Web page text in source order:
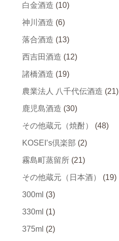
白金酒造 (10)
神川酒造 (6)
落合酒造 (13)
西吉田酒造 (12)
諸橋酒造 (19)
農業法人 八千代伝酒造 (21)
鹿児島酒造 (30)
その他蔵元（焼酎） (48)
KOSEI’s倶楽部 (2)
霧島町蒸留所 (21)
その他蔵元（日本酒） (19)
300ml (3)
330ml (1)
375ml (2)